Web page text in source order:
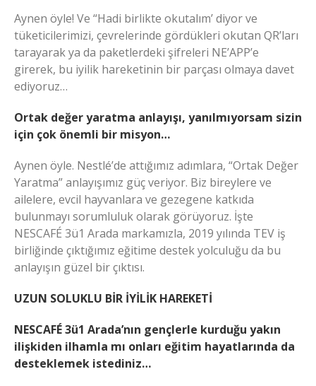
Aynen öyle! Ve “Hadi birlikte okutalım’ diyor ve
tüketicilerimizi, çevrelerinde gördükleri okutan QR’ları
tarayarak ya da paketlerdeki şifreleri NE’APP’e
girerek, bu iyilik hareketinin bir parçası olmaya davet
ediyoruz…
Ortak değer yaratma anlayışı, yanılmıyorsam sizin
için çok önemli bir misyon…
Aynen öyle. Nestlé’de attığımız adımlara, “Ortak Değer
Yaratma” anlayışımız güç veriyor. Biz bireylere ve
ailelere, evcil hayvanlara ve gezegene katkıda
bulunmayı sorumluluk olarak görüyoruz. İşte
NESCAFÉ 3ü1 Arada markamızla, 2019 yılında TEV iş
birliğinde çıktığımız eğitime destek yolculuğu da bu
anlayışın güzel bir çıktısı.
UZUN SOLUKLU BİR İYİLİK HAREKETİ
NESCAFÉ 3ü1 Arada’nın gençlerle kurduğu yakın
ilişkiden ilhamla mı onları eğitim hayatlarında da
desteklemek istediniz…